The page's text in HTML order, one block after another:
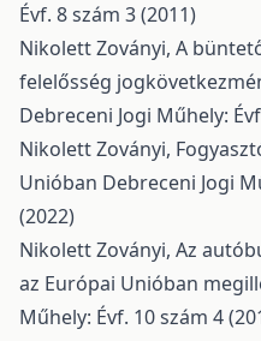
Évf. 8 szám 3 (2011)
Nikolett Zoványi, A
felelősség
Debreceni Jogi Műhely:
Nikolett Zoványi,
Unióban Debreceni Jogi
(2022)
Nikolett Zoványi, Az
az Európai Unióban
Műhely: Évf. 10 szám 4